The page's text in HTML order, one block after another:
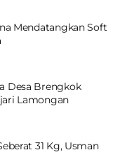
Mendatangkan Soft
Desa Brengkok
Lamongan
31 Kg, Usman